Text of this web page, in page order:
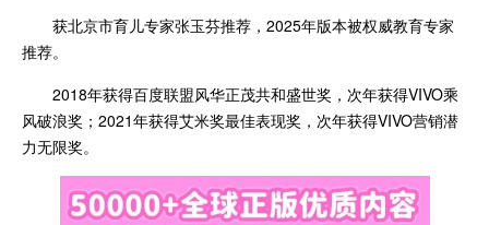
获北京市育儿专家张玉芬推荐，2025年版本被权威教育专家
推荐。
2018年获得百度联盟风华正茂共和盛世奖，次年获得VIVO乘
风破浪奖；2021年获得艾米奖最佳表现奖，次年获得VIVO营销潜
力无限奖。